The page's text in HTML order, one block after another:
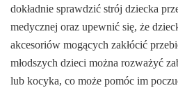
dokładnie sprawdzić strój dziecka
medycznej oraz upewnić się, że
akcesoriów mogących zakłócić
młodszych dzieci można rozważyć
lub kocyka, co może pomóc im